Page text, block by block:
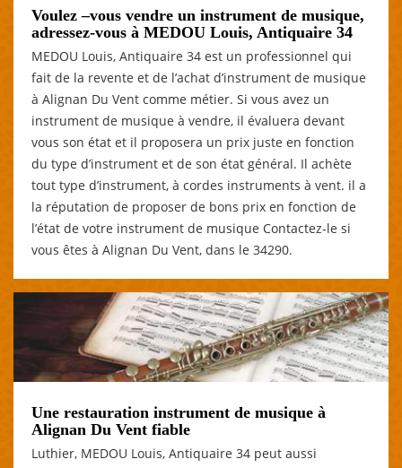
Voulez –vous vendre un instrument de musique,
adressez-vous à MEDOU Louis, Antiquaire 34
MEDOU Louis, Antiquaire 34 est un professionnel qui
fait de la revente et de l’achat d’instrument de musique
à Alignan Du Vent comme métier. Si vous avez un
instrument de musique à vendre, il évaluera devant
vous son état et il proposera un prix juste en fonction
du type d’instrument et de son état général. Il achète
tout type d’instrument, à cordes instruments à vent. il a
la réputation de proposer de bons prix en fonction de
l’état de votre instrument de musique Contactez-le si
vous êtes à Alignan Du Vent, dans le 34290.
Une restauration instrument de musique à
Alignan Du Vent fiable
Luthier, MEDOU Louis, Antiquaire 34 peut aussi